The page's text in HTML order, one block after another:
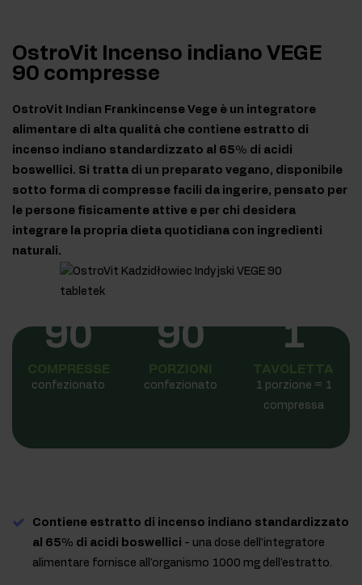
OstroVit Incenso indiano VEGE
90 compresse
OstroVit Indian Frankincense Vege è un integratore
alimentare di alta qualità che contiene estratto di
incenso indiano standardizzato al 65% di acidi
boswellici. Si tratta di un preparato vegano, disponibile
sotto forma di compresse facili da ingerire, pensato per
le persone fisicamente attive e per chi desidera
integrare la propria dieta quotidiana con ingredienti
naturali.
90
COMPRESSE
confezionato
90
PORZIONI
confezionato
1
TAVOLETTA
1 porzione = 1
compressa
Contiene estratto di incenso indiano standardizzato
al 65% di acidi boswellici - una dose dell'integratore
alimentare fornisce all'organismo 1000 mg dell'estratto.